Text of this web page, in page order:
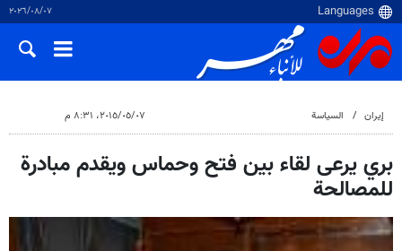
٠٧‏/٠٨‏/٢٠٢٦
إيران السياسة ٠٧‏/٠٥‏/٢٠١٥، ٨:٣١ م
بري يرعى لقاء بين فتح وحماس ويقدم مبادرة
للمصالحة